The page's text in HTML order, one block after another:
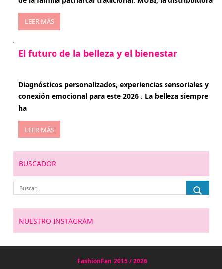
LEER MÁS
El futuro de la belleza y el bienestar
Diagnósticos personalizados, experiencias sensoriales y
conexión emocional para este 2026 . La belleza siempre
ha
LEER MÁS
BUSCADOR
NUESTRO INSTAGRAM
FashionFan 2015 / 2026